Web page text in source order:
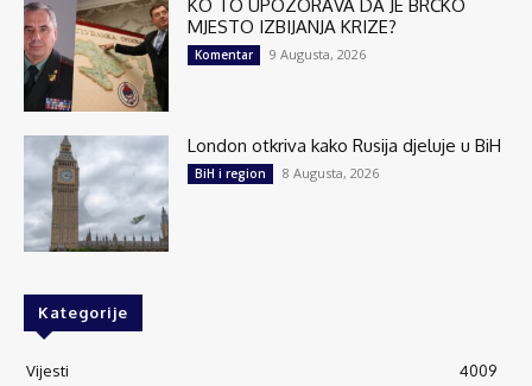
KO TO UPOZORAVA DA JE BRČKO
MJESTO IZBIJANJA KRIZE?
Komentar 9 Augusta, 2026
London otkriva kako Rusija djeluje u BiH
BiH i region 8 Augusta, 2026
Kategorije
Vijesti 4009